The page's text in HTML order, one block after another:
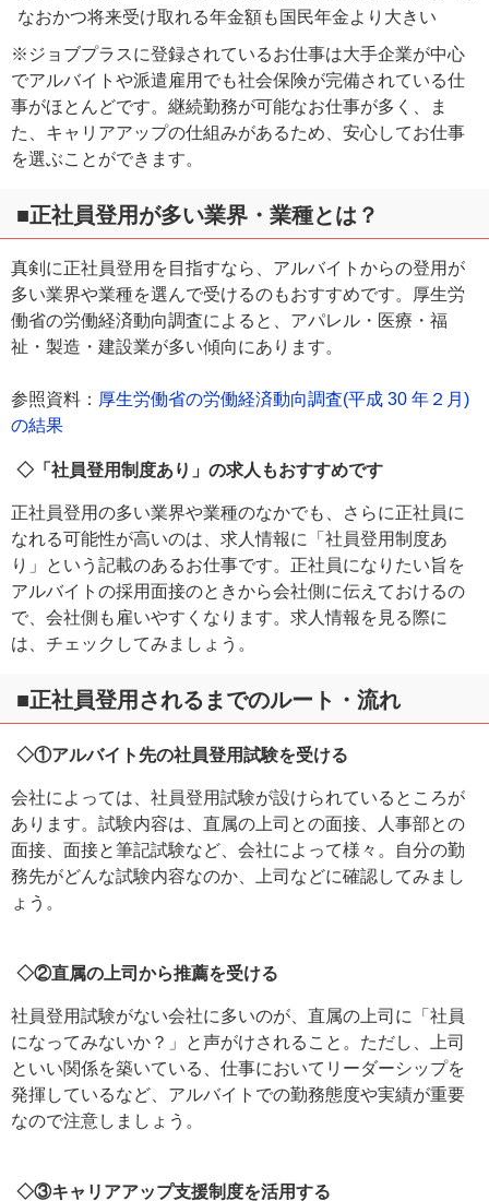
なおかつ将来受け取れる年金額も国民年金より大きい
※ジョブプラスに登録されているお仕事は大手企業が中心
でアルバイトや派遣雇用でも社会保険が完備されている仕
事がほとんどです。継続勤務が可能なお仕事が多く、ま
た、キャリアアップの仕組みがあるため、安心してお仕事
を選ぶことができます。
■正社員登用が多い業界・業種とは？
真剣に正社員登用を目指すなら、アルバイトからの登用が
多い業界や業種を選んで受けるのもおすすめです。厚生労
働省の労働経済動向調査によると、アパレル・医療・福
祉・製造・建設業が多い傾向にあります。
参照資料： 厚生労働省の労働経済動向調査(平成 30 年２月)
の結果
◇「社員登用制度あり」の求人もおすすめです
正社員登用の多い業界や業種のなかでも、さらに正社員に
なれる可能性が高いのは、求人情報に「社員登用制度あ
り」という記載のあるお仕事です。正社員になりたい旨を
アルバイトの採用面接のときから会社側に伝えておけるの
で、会社側も雇いやすくなります。求人情報を見る際に
は、チェックしてみましょう。
■正社員登用されるまでのルート・流れ
◇①アルバイト先の社員登用試験を受ける
会社によっては、社員登用試験が設けられているところが
あります。試験内容は、直属の上司との面接、人事部との
面接、面接と筆記試験など、会社によって様々。自分の勤
務先がどんな試験内容なのか、上司などに確認してみまし
ょう。
◇②直属の上司から推薦を受ける
社員登用試験がない会社に多いのが、直属の上司に「社員
になってみないか？」と声がけされること。ただし、上司
といい関係を築いている、仕事においてリーダーシップを
発揮しているなど、アルバイトでの勤務態度や実績が重要
なので注意しましょう。
◇③キャリアアップ支援制度を活用する